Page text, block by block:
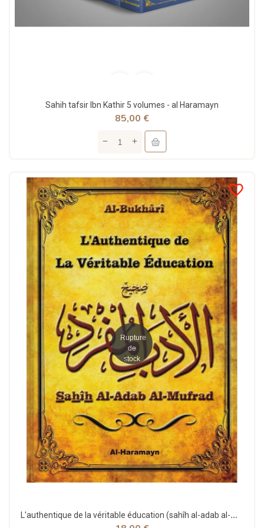
Sahih tafsir Ibn Kathir 5 volumes - al Haramayn
85,00 €
favorite_border
Rupture
de
stock
L'authentique de la véritable éducation (sahîh al-adab al-mufrad) - al Bukhârî - al-haramayn